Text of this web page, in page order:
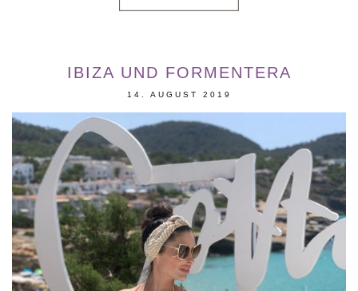
IBIZA UND FORMENTERA
14. AUGUST 2019